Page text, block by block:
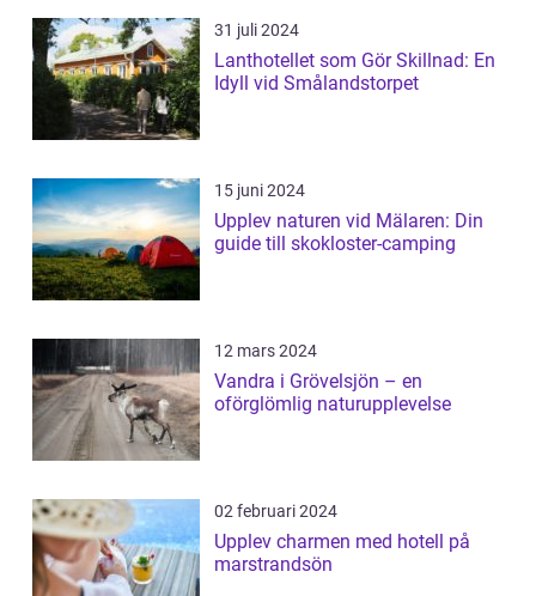
31 juli 2024
Lanthotellet som Gör Skillnad: En
Idyll vid Smålandstorpet
15 juni 2024
Upplev naturen vid Mälaren: Din
guide till skokloster-camping
12 mars 2024
Vandra i Grövelsjön – en
oförglömlig naturupplevelse
02 februari 2024
Upplev charmen med hotell på
marstrandsön